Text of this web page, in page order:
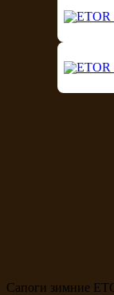
Сапоги зимние